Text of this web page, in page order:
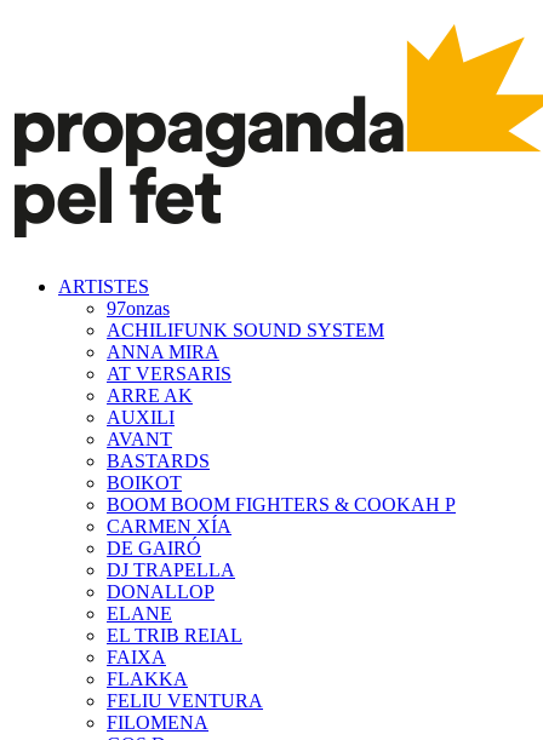
ARTISTES
97onzas
ACHILIFUNK SOUND SYSTEM
ANNA MIRA
AT VERSARIS
ARRE AK
AUXILI
AVANT
BASTARDS
BOIKOT
BOOM BOOM FIGHTERS & COOKAH P
CARMEN XÍA
DE GAIRÓ
DJ TRAPELLA
DONALLOP
ELANE
EL TRIB REIAL
FAIXA
FLAKKA
FELIU VENTURA
FILOMENA